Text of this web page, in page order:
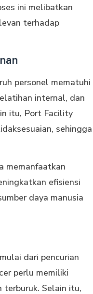
ini melibatkan
terhadap
personel mematuhi
internal, dan
itu, Port Facility
sehingga
memanfaatkan
efisiensi
daya manusia
dari pencurian
perlu memiliki
terburuk. Selain itu,